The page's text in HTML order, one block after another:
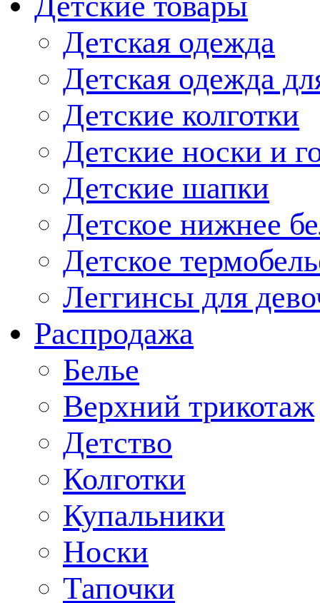
Детская одежда
Детская одежда
Детские колготки
Детские носки и
Детские шапки
Детское нижнее
Детское
Леггинсы для
Распродажа
Белье
Верхний трикотаж
Детство
Колготки
Купальники
Носки
Тапочки